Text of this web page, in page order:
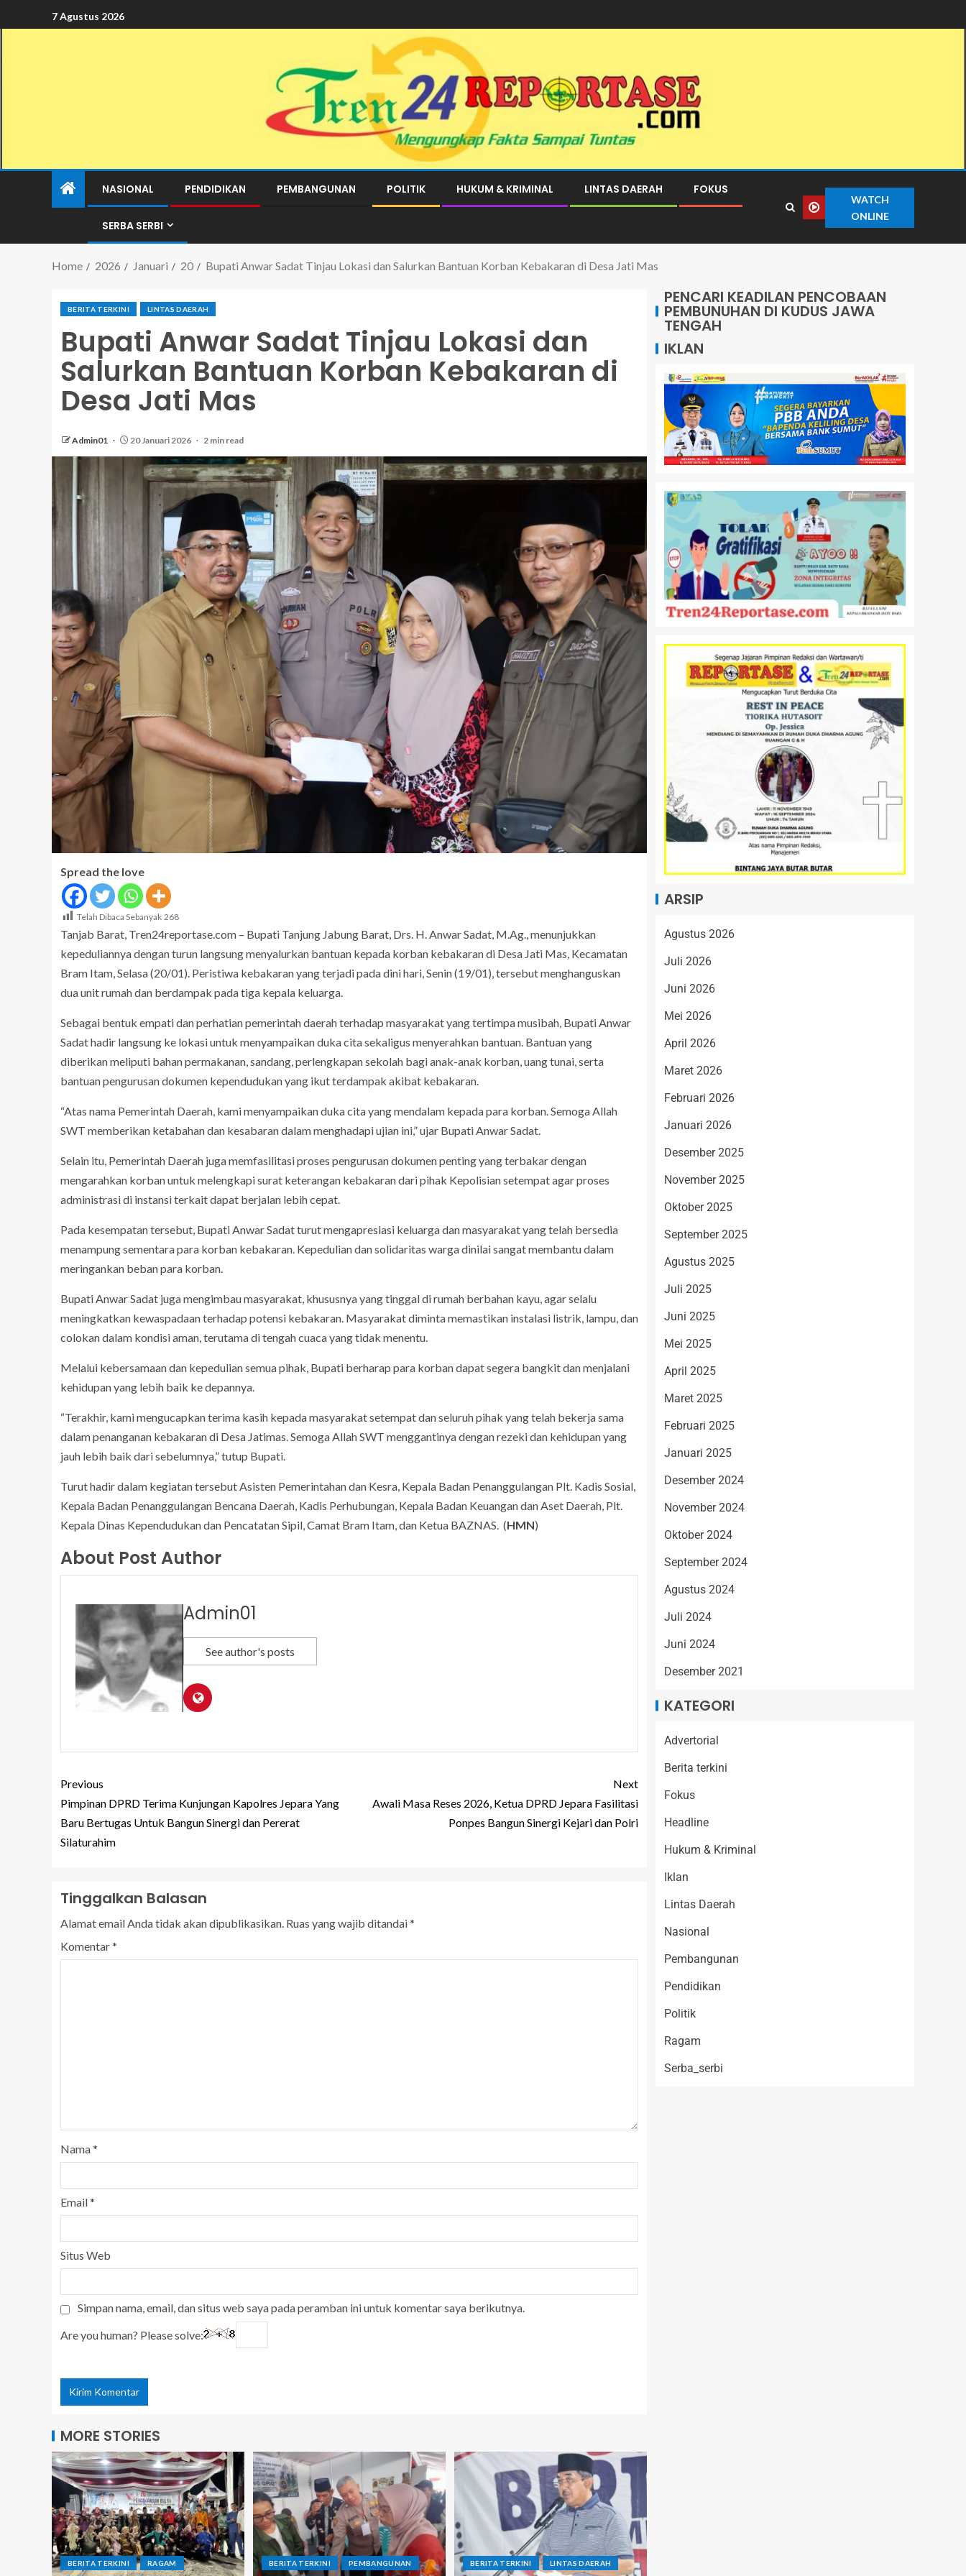
7 Agustus 2026
NASIONAL PENDIDIKAN PEMBANGUNAN POLITIK HUKUM & KRIMINAL LINTAS DAERAH FOKUS
SERBA SERBI
WATCH
ONLINE
Home 2026 Januari 20 Bupati Anwar Sadat Tinjau Lokasi dan Salurkan Bantuan Korban Kebakaran di Desa Jati Mas
BERITA TERKINI LINTAS DAERAH
Bupati Anwar Sadat Tinjau Lokasi dan
Salurkan Bantuan Korban Kebakaran di
Desa Jati Mas
Admin01 20 Januari 2026 2 min read
Spread the love
Telah Dibaca Sebanyak 268
Tanjab Barat, Tren24reportase.com – Bupati Tanjung Jabung Barat, Drs. H. Anwar Sadat, M.Ag., menunjukkan
kepeduliannya dengan turun langsung menyalurkan bantuan kepada korban kebakaran di Desa Jati Mas, Kecamatan
Bram Itam, Selasa (20/01). Peristiwa kebakaran yang terjadi pada dini hari, Senin (19/01), tersebut menghanguskan
dua unit rumah dan berdampak pada tiga kepala keluarga.
Sebagai bentuk empati dan perhatian pemerintah daerah terhadap masyarakat yang tertimpa musibah, Bupati Anwar
Sadat hadir langsung ke lokasi untuk menyampaikan duka cita sekaligus menyerahkan bantuan. Bantuan yang
diberikan meliputi bahan permakanan, sandang, perlengkapan sekolah bagi anak-anak korban, uang tunai, serta
bantuan pengurusan dokumen kependudukan yang ikut terdampak akibat kebakaran.
“Atas nama Pemerintah Daerah, kami menyampaikan duka cita yang mendalam kepada para korban. Semoga Allah
SWT memberikan ketabahan dan kesabaran dalam menghadapi ujian ini,” ujar Bupati Anwar Sadat.
Selain itu, Pemerintah Daerah juga memfasilitasi proses pengurusan dokumen penting yang terbakar dengan
mengarahkan korban untuk melengkapi surat keterangan kebakaran dari pihak Kepolisian setempat agar proses
administrasi di instansi terkait dapat berjalan lebih cepat.
Pada kesempatan tersebut, Bupati Anwar Sadat turut mengapresiasi keluarga dan masyarakat yang telah bersedia
menampung sementara para korban kebakaran. Kepedulian dan solidaritas warga dinilai sangat membantu dalam
meringankan beban para korban.
Bupati Anwar Sadat juga mengimbau masyarakat, khususnya yang tinggal di rumah berbahan kayu, agar selalu
meningkatkan kewaspadaan terhadap potensi kebakaran. Masyarakat diminta memastikan instalasi listrik, lampu, dan
colokan dalam kondisi aman, terutama di tengah cuaca yang tidak menentu.
Melalui kebersamaan dan kepedulian semua pihak, Bupati berharap para korban dapat segera bangkit dan menjalani
kehidupan yang lebih baik ke depannya.
“Terakhir, kami mengucapkan terima kasih kepada masyarakat setempat dan seluruh pihak yang telah bekerja sama
dalam penanganan kebakaran di Desa Jatimas. Semoga Allah SWT menggantinya dengan rezeki dan kehidupan yang
jauh lebih baik dari sebelumnya,” tutup Bupati.
Turut hadir dalam kegiatan tersebut Asisten Pemerintahan dan Kesra, Kepala Badan Penanggulangan Plt. Kadis Sosial,
Kepala Badan Penanggulangan Bencana Daerah, Kadis Perhubungan, Kepala Badan Keuangan dan Aset Daerah, Plt.
Kepala Dinas Kependudukan dan Pencatatan Sipil, Camat Bram Itam, dan Ketua BAZNAS. (HMN)
About Post Author
Admin01
See author's posts
Previous
Pimpinan DPRD Terima Kunjungan Kapolres Jepara Yang
Baru Bertugas Untuk Bangun Sinergi dan Pererat
Silaturahim
Next
Awali Masa Reses 2026, Ketua DPRD Jepara Fasilitasi
Ponpes Bangun Sinergi Kejari dan Polri
Tinggalkan Balasan
Alamat email Anda tidak akan dipublikasikan. Ruas yang wajib ditandai*
Komentar*
Nama*
Email*
Situs Web
Simpan nama, email, dan situs web saya pada peramban ini untuk komentar saya berikutnya.
Are you human? Please solve:
MORE STORIES
BERITA TERKINI RAGAM BERITA TERKINI PEMBANGUNAN BERITA TERKINI LINTAS DAERAH
PENCARI KEADILAN PENCOBAAN
PEMBUNUHAN DI KUDUS JAWA
TENGAH
IKLAN
ARSIP
Agustus 2026
Juli 2026
Juni 2026
Mei 2026
April 2026
Maret 2026
Februari 2026
Januari 2026
Desember 2025
November 2025
Oktober 2025
September 2025
Agustus 2025
Juli 2025
Juni 2025
Mei 2025
April 2025
Maret 2025
Februari 2025
Januari 2025
Desember 2024
November 2024
Oktober 2024
September 2024
Agustus 2024
Juli 2024
Juni 2024
Desember 2021
KATEGORI
Advertorial
Berita terkini
Fokus
Headline
Hukum & Kriminal
Iklan
Lintas Daerah
Nasional
Pembangunan
Pendidikan
Politik
Ragam
Serba_serbi